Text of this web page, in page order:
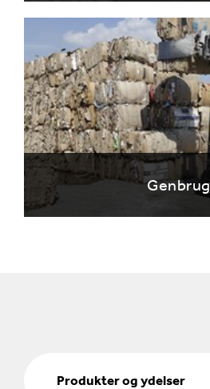
Genbrug
Produkter og ydelser